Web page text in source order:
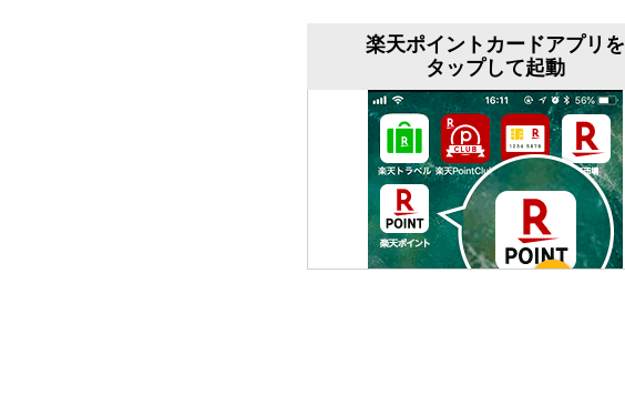
楽天ポイントカードアプリを
タップして起動